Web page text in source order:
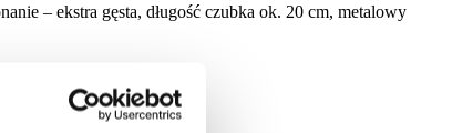
– ekstra gęsta, długość czubka ok. 20 cm, metalowy